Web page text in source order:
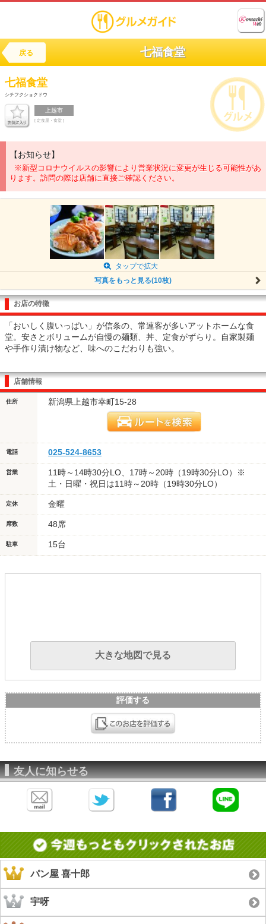
戻る 七福食堂
七福食堂
シチフクショクドウ
上越市
[ 定食屋・食堂 ]
【お知らせ】
※新型コロナウイルスの影響により営業状況に変更が生じる可能性があ
ります。訪問の際は店舗に直接ご確認ください。
タップで拡大
写真をもっと見る(10枚)
お店の特徴
「おいしく腹いっぱい」が信条の、常連客が多いアットホームな食
堂。安さとボリュームが自慢の麺類、丼、定食がずらり。自家製麺
や手作り漬け物など、味へのこだわりも強い。
店舗情報
住所 新潟県上越市幸町15-28
電話 025-524-8653
営業
11時～14時30分LO、17時～20時（19時30分LO）※
土・日曜・祝日は11時～20時（19時30分LO）
定休 金曜
席数 48席
駐車 15台
大きな地図で見る
評価する
友人に知らせる
パン屋 喜十郎
宇呀